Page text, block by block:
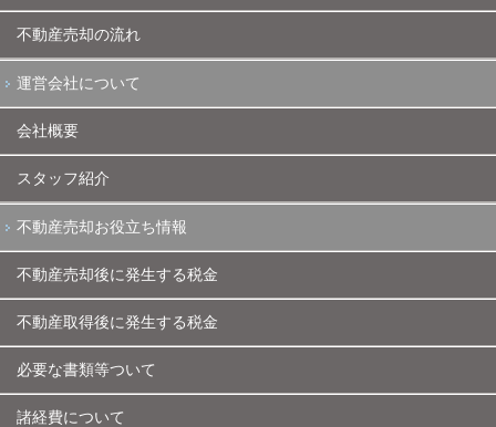
不動産売却の流れ
運営会社について
会社概要
スタッフ紹介
不動産売却お役立ち情報
不動産売却後に発生する税金
不動産取得後に発生する税金
必要な書類等ついて
諸経費について